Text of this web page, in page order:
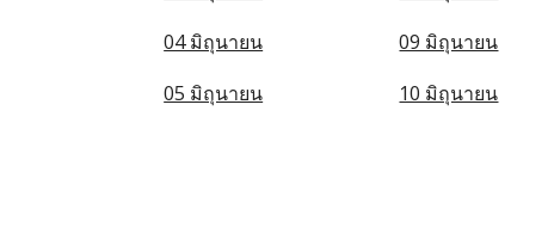
04 มิถุนายน
05 มิถุนายน
09 มิถุนายน
10 มิถุนายน